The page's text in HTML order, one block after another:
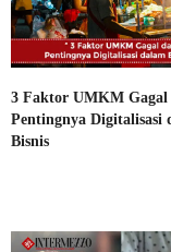
3 Faktor UMKM Gagal
Pentingnya Digitalisasi
Bisnis